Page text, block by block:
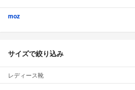
moz
サイズで絞り込み
レディース靴